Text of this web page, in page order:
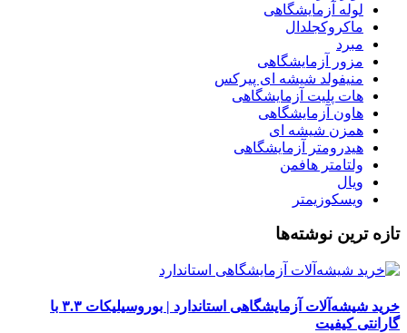
لوله آزمایشگاهی
ماکروکجلدال
مبرد
مزور آزمایشگاهی
منیفولد شیشه ای پیرکس
هات پلیت آزمایشگاهی
هاون آزمایشگاهی
همزن شیشه ای
هیدرومتر آزمایشگاهی
ولتامتر هافمن
ویال
ویسکوزیمتر
تازه ترین نوشته‌ها
خرید شیشه‌آلات آزمایشگاهی استاندارد | بوروسیلیکات ۳.۳ با
گارانتی کیفیت